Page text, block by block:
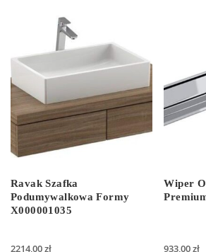
Ravak Szafka
Podumywalkowa Formy
X000001035
2214,00zł
Wiper
933,00zł